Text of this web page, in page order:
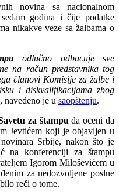
novina sa nacionalnom
godina i čije podatke
nikakve veze sa žalbama o
odlučno odbacuje sve
na račun predstavnika tog
članovi Komisije za žalbe i
i diskvalifikacijama zbog
navedeno je u saopštenju.
za štampu da oceni da
Jevtićem koji je objavljen u
Srbije, nakon što je
na konferenciji za štampu
Igorom Miloševićem u
za nedozvoljene poslne
reči o tome.